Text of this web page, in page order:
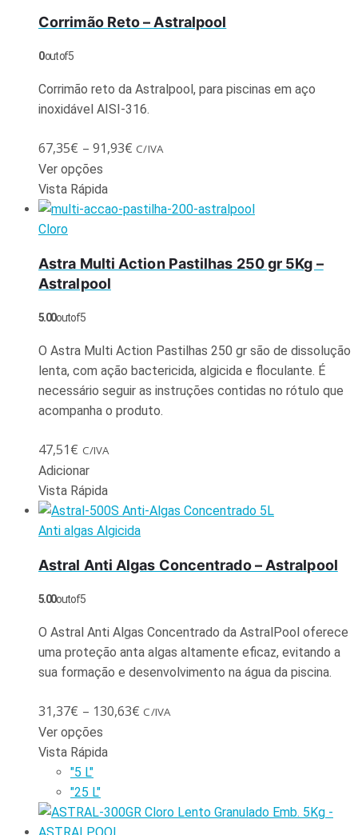
Corrimão Reto – Astralpool
0out of 5
Corrimão reto da Astralpool, para piscinas em aço
inoxidável AISI-316.
67,35€ – 91,93€ C/IVA
Ver opções
Vista Rápida
Cloro
Astra Multi Action Pastilhas 250 gr 5Kg –
Astralpool
5.00out of 5
O Astra Multi Action Pastilhas 250 gr são de dissolução
lenta, com ação bactericida, algicida e floculante. É
necessário seguir as instruções contidas no rótulo que
acompanha o produto.
47,51€ C/IVA
Adicionar
Vista Rápida
Anti algas Algicida
Astral Anti Algas Concentrado – Astralpool
5.00out of 5
O Astral Anti Algas Concentrado da AstralPool oferece
uma proteção anta algas altamente eficaz, evitando a
sua formação e desenvolvimento na água da piscina.
31,37€ – 130,63€ C/IVA
Ver opções
Vista Rápida
"5 L"
"25 L"